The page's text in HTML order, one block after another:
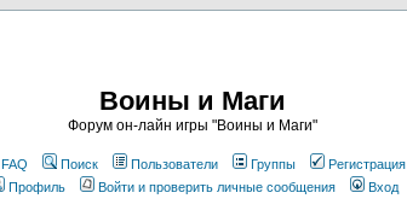
Воины и Маги
Форум он-лайн игры "Воины и Маги"
FAQ Поиск Пользователи Группы
Регистрация
Профиль
Войти и проверить личные сообщения Вход